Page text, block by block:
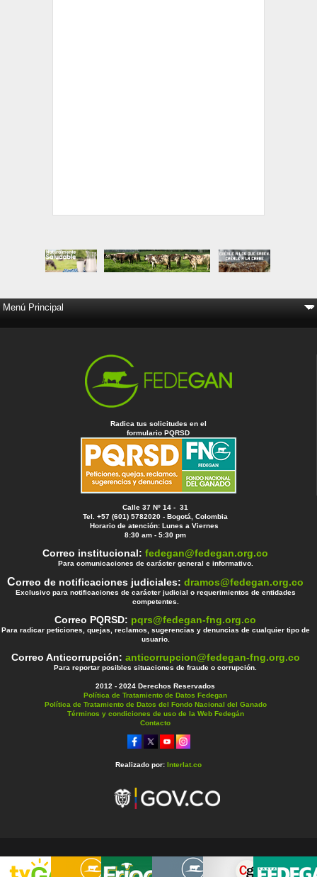
Radica tus solicitudes en el
formulario PQRSD
Calle 37 Nº 14 - 31
Tel. +57 (601) 5782020 - Bogotá, Colombia
Horario de atención: Lunes a Viernes
8:30 am - 5:30 pm
Correo institucional:fedegan@fedegan.org.co
Para comunicaciones de carácter general e informativo.
Correo de notificaciones judiciales:dramos@fedegan.org.co
Exclusivo para notificaciones de carácter judicial o requerimientos de entidades
competentes.
Correo PQRSD: pqrs@fedegan-fng.org.co
Para radicar peticiones, quejas, reclamos, sugerencias y denuncias de cualquier tipo de
usuario.
Correo Anticorrupción: anticorrupcion@fedegan-fng.org.co
Para reportar posibles situaciones de fraude o corrupción.
2012 - 2024 Derechos Reservados
Política de Tratamiento de Datos Fedegan
Política de Tratamiento de Datos del Fondo Nacional del Ganado
Términos y condiciones de uso de la Web Fedegán
Contacto
Realizado por: Interlat.co